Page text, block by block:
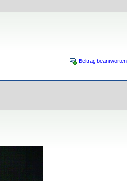
Beitrag beantworten